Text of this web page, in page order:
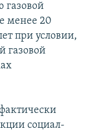
газовой
менее 20
при условии,
газовой
социал-